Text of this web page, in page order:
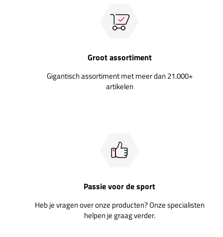
Groot assortiment
Gigantisch assortiment met meer dan 21.000+
artikelen
Passie voor de sport
Heb je vragen over onze producten? Onze specialisten
helpen je graag verder.